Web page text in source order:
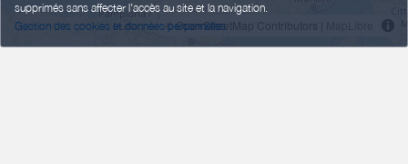
supprimés sans affecter l’accès au site et la navigation.
Gestion des cookies et données personnelles© OpenStreetMap Contributors |